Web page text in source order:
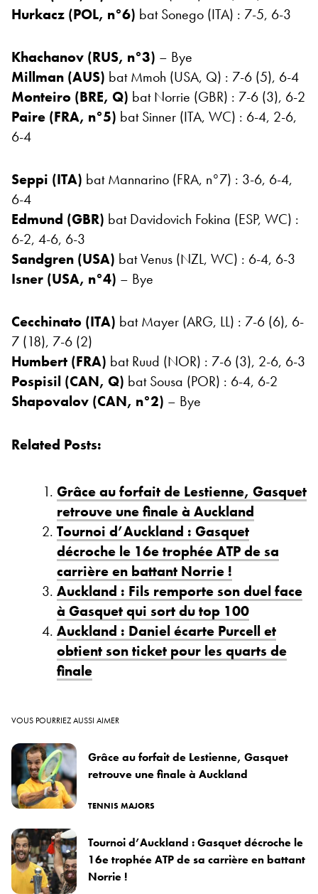
Hurkacz (POL, n°6) bat Sonego (ITA) : 7-5, 6-3
Khachanov (RUS, n°3) – Bye
Millman (AUS) bat Mmoh (USA, Q) : 7-6 (5), 6-4
Monteiro (BRE, Q) bat Norrie (GBR) : 7-6 (3), 6-2
Paire (FRA, n°5) bat Sinner (ITA, WC) : 6-4, 2-6,
6-4
Seppi (ITA) batMannarino (FRA, n°7) : 3-6, 6-4,
6-4
Edmund (GBR) bat Davidovich Fokina (ESP, WC) :
6-2, 4-6, 6-3
Sandgren (USA) bat Venus (NZL, WC) : 6-4, 6-3
Isner (USA, n°4) – Bye
Cecchinato (ITA) bat Mayer (ARG, LL) : 7-6 (6), 6-
7 (18), 7-6 (2)
Humbert (FRA) bat Ruud (NOR) : 7-6 (3), 2-6, 6-3
Pospisil (CAN, Q) bat Sousa (POR) : 6-4, 6-2
Shapovalov (CAN, n°2) – Bye
Related Posts:
Grâce au forfait de Lestienne, Gasquet
retrouve une finale à Auckland
Tournoi d’Auckland : Gasquet
décroche le 16e trophée ATP de sa
carrière en battant Norrie !
Auckland : Fils remporte son duel face
à Gasquet qui sort du top 100
Auckland : Daniel écarte Purcell et
obtient son ticket pour les quarts de
finale
VOUS POURRIEZ AUSSI AIMER
Grâce au forfait de Lestienne, Gasquet
retrouve une finale à Auckland
TENNIS MAJORS
Tournoi d’Auckland : Gasquet décroche le
16e trophée ATP de sa carrière en battant
Norrie !